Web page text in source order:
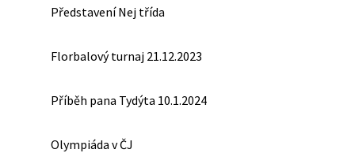
Představení Nej třída
Florbalový turnaj 21.12.2023
Příběh pana Tydýta 10.1.2024
Olympiáda v ČJ